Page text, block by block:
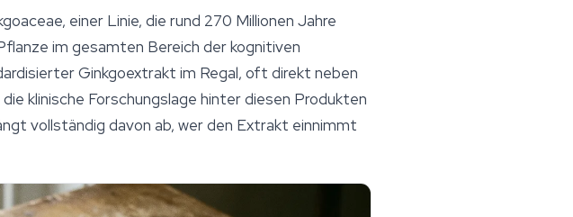
einer Linie, die rund 270 Millionen Jahre
im gesamten Bereich der kognitiven
Ginkgoextrakt im Regal, oft direkt neben
klinische Forschungslage hinter diesen Produkten
vollständig davon ab, wer den Extrakt einnimmt